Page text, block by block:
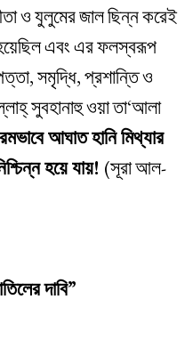
ও যুলুমের জাল ছিন্ন করেই
এবং এর ফলস্বরূপ
সমৃদ্ধি, প্রশান্তি ও
সুবহানাহু ওয়া তা‘আলা
আঘাত হানি মিথ্যার
হয়ে যায়! (সূরা আল-
দাবি”